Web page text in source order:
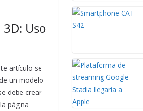
Uso
artículo se
un modelo
debe crear
página